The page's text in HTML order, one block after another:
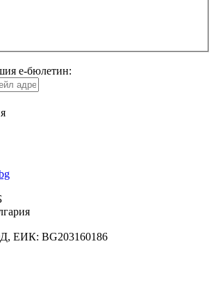
е-бюлетин:
ЕИК: BG203160186